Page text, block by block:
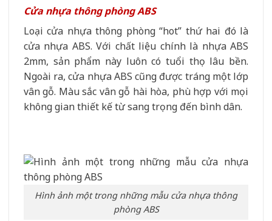
Cửa nhựa thông phòng ABS
Loại cửa nhựa thông phòng “hot” thứ hai đó là
cửa nhựa ABS. Với chất liệu chính là nhựa ABS
2mm, sản phẩm này luôn có tuổi thọ lâu bền.
Ngoài ra, cửa nhựa ABS cũng được tráng một lớp
vân gỗ. Màu sắc vân gỗ hài hòa, phù hợp với mọi
không gian thiết kế từ sang trọng đến bình dân.
Hình ảnh một trong những mẫu cửa nhựa thông
phòng ABS